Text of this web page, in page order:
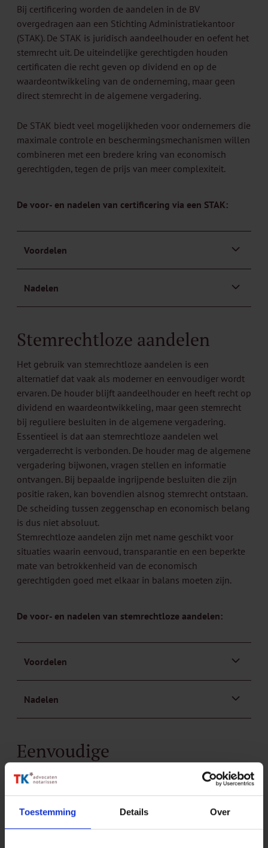
Toestemming Details Over
Bij certificering worden de aandelen in de BV
overgedragen aan een Stichting Administratiekantoor
(STAK). De STAK is juridisch aandeelhouder en oefent het
stemrecht uit. De uiteindelijke gerechtigden houden
certificaten die recht geven op dividend en op de
waardeontwikkeling van de onderneming, maar geen
direct stemrecht in de algemene vergadering.
De STAK biedt veel mogelijkheden voor ondernemers die
maximale controle en beschermingsmechanismen willen
combineren met een bredere kring van economisch
gerechtigden, tegen de prijs van meer complexiteit.
De voor- en nadelen van certificering via een STAK:
Voordelen
Nadelen
Stemrechtloze aandelen
Het gebruik van stemrechtloze aandelen is een
alternatief dat vaak als moderner en eenvoudiger wordt
ervaren. De houder blijft aandeelhouder en heeft recht op
dividend en waardeontwikkeling, maar geen stemrecht
bij reguliere besluiten in de algemene vergadering.
Essentieel is dat aan stemrechtloze aandelen wel
vergaderrecht is verbonden. De houder mag de algemene
vergadering bijwonen, vragen stellen en informatie
ontvangen. Bij bepaalde ingrijpende besluiten die zijn
positie raken, kan bovendien alsnog stemrecht ontstaan.
De scheiding tussen zeggenschap en economisch belang
is dus niet absoluut.
Stemrechtloze aandelen zijn met name geschikt voor
situaties waarin eenvoud, transparantie en een beperkte
mate van betrokkenheid van de economisch
gerechtigden goed met elkaar in balans moeten zijn.
De voor- en nadelen van stemrechtloze aandelen:
Voordelen
Nadelen
Eenvoudige
winstdelingsregelingen:
SAR's en bonussen
Niet in alle gevallen is een aanpassing van de
aandelenstructuur nodig. Wanneer het doel vooral is om